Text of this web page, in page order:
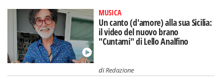
MUSICA
Un canto (d'amore) alla sua Sicilia:
il video del nuovo brano
"Cuntami" di Lello Analfino
diRedazione